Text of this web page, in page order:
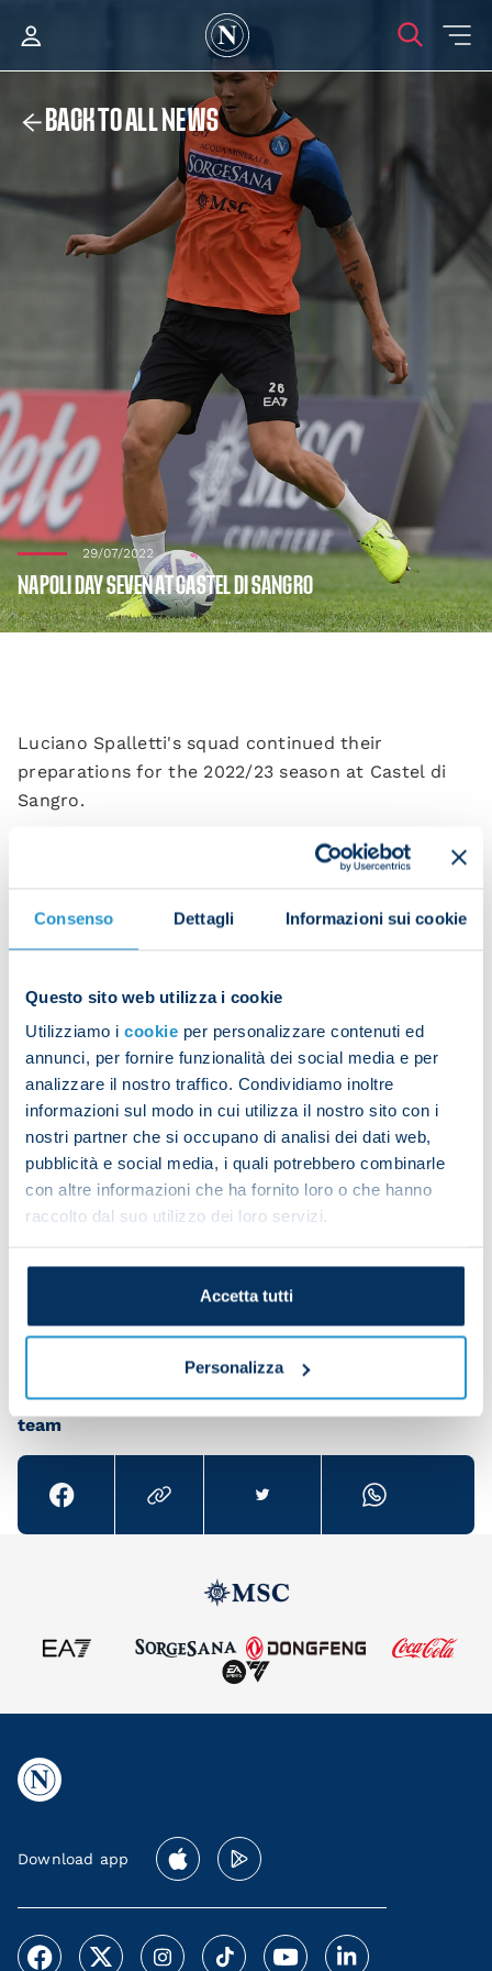
Consenso Dettagli Informazioni sui cookie
Questo sito web utilizza i cookie
Utilizziamo i cookie per personalizzare contenuti ed
annunci, per fornire funzionalità dei social media e per
analizzare il nostro traffico. Condividiamo inoltre
informazioni sul modo in cui utilizza il nostro sito con i
nostri partner che si occupano di analisi dei dati web,
pubblicità e social media, i quali potrebbero combinarle
con altre informazioni che ha fornito loro o che hanno
raccolto dal suo utilizzo dei loro servizi.
Accetta tutti
Personalizza
BACK TO ALL NEWS
29/07/2022
NAPOLI DAY SEVEN AT CASTEL DI SANGRO
Luciano Spalletti's squad continued their
preparations for the 2022/23 season at Castel di
Sangro.
the gym before heading outside for a small-sided
game.
The players were then split into two groups and
worked on their fitness both out on the pitches
and in the gym.
The session was rounded off by tactical and
finishing work. Matteo Politano took part in nearly
Share the article with your friends and support the
team
Download app